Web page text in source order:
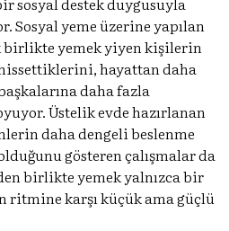
yeme üzerine yapılan
birlikte yemek yiyen kişilerin
hayattan daha
daha fazla
Üstelik evde hazırlanan
daha dengeli beslenme
gösteren çalışmalar da
birlikte yemek yalnızca bir
ritmine karşı küçük ama güçlü